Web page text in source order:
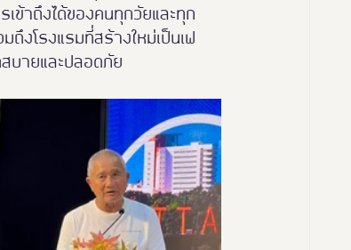
ข้าถึงได้ของคนทุกวัยและทุก
งโรงแรมที่สร้างใหม่เป็นเฟ
บายและปลอดภัย